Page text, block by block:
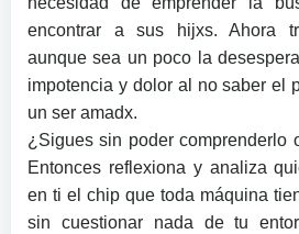
encontrar a sus hijxs. Ahora
aunque sea un poco la
impotencia y dolor al no saber el
un ser amadx.
¿Sigues sin poder comprenderlo
Entonces reflexiona y analiza
en ti el chip que toda máquina
sin cuestionar nada de tu